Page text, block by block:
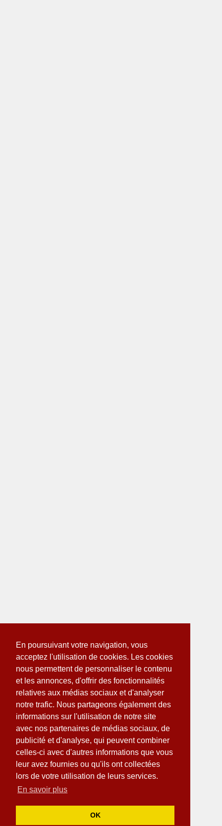
En poursuivant votre navigation, vous
acceptez l'utilisation de cookies. Les cookies
nous permettent de personnaliser le contenu
et les annonces, d'offrir des fonctionnalités
relatives aux médias sociaux et d'analyser
notre trafic. Nous partageons également des
informations sur l'utilisation de notre site
avec nos partenaires de médias sociaux, de
publicité et d'analyse, qui peuvent combiner
celles-ci avec d'autres informations que vous
leur avez fournies ou qu'ils ont collectées
lors de votre utilisation de leurs services.
En savoir plus
OK